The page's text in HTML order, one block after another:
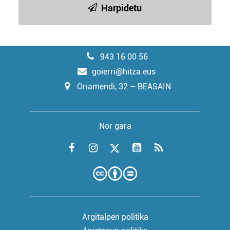
Harpidetu
943 16 00 56
goierri@hitza.eus
Oriamendi, 32 – BEASAIN
Nor gara
Argitalpen politika